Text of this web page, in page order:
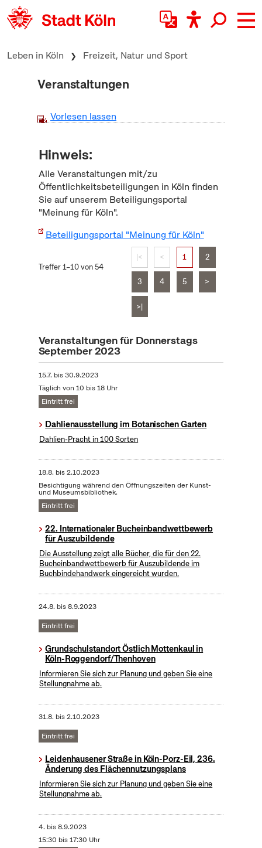
zum Inhalt springen
Leben in Köln Freizeit, Natur und Sport
Veranstaltungen
Vorlesen lassen
Hinweis:
Alle Veranstaltungen mit/zu
Öffentlichkeitsbeteiligungen in Köln finden
Sie auf unserem Beteiligungsportal
"Meinung für Köln".
Beteiligungsportal "Meinung für Köln"
Treffer 1–10 von 54
|< < 1 2
3 4 5 >
>|
Veranstaltungen für Donnerstags
September 2023
15.7. bis30.9.2023
Täglich von 10 bis 18 Uhr
Eintritt frei
Dahlienausstellung im Botanischen Garten
Dahlien-Pracht in 100 Sorten
18.8. bis2.10.2023
Besichtigung während den Öffnungszeiten der Kunst-
und Museumsbibliothek.
Eintritt frei
22. Internationaler Bucheinbandwettbewerb
für Auszubildende
Die Ausstellung zeigt alle Bücher, die für den 22.
Bucheinbandwettbewerb für Auszubildende im
Buchbindehandwerk eingereicht wurden.
24.8. bis8.9.2023
Eintritt frei
Grundschulstandort Östlich Mottenkaul in
Köln-Roggendorf/Thenhoven
Informieren Sie sich zur Planung und geben Sie eine
Stellungnahme ab.
31.8. bis2.10.2023
Eintritt frei
Leidenhausener Straße in Köln-Porz-Eil, 236.
Änderung des Flächennutzungsplans
Informieren Sie sich zur Planung und geben Sie eine
Stellungnahme ab.
4. bis8.9.2023
15:30 bis 17:30 Uhr